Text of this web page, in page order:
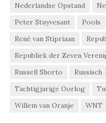
Nederlandse Opstand
Peter Stuyvesant
Pools
René van Stipriaan
Republiek der Zeven
Russell Shorto
Russisch
Tachtigjarige Oorlog
Willem van Oranje
WNT